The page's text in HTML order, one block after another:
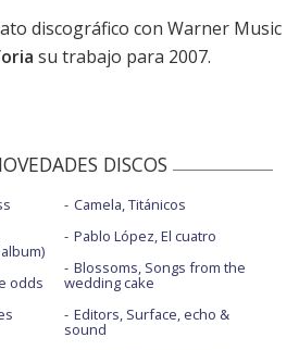
discográfico con Warner Music
su trabajo para 2007.
DISCOS
odds
Camela, Titánicos
Pablo López, El cuatro
Blossoms, Songs from the
wedding cake
Editors, Surface, echo &
sound